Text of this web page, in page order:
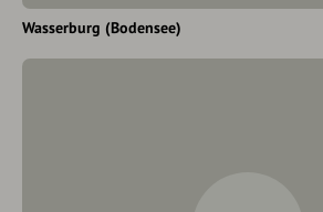
Wasserburg (Bodensee)